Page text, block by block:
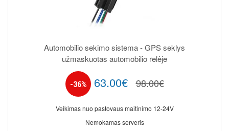
Automobilio sekimo sistema - GPS seklys
užmaskuotas automobilio relėje
-36% 63.00€ 98.00€
Veikimas nuo pastovaus maitinimo 12-24V
Nemokamas serveris